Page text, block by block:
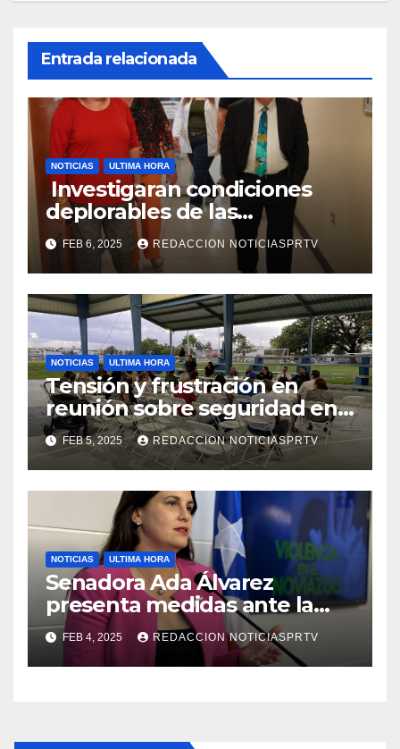
Entrada relacionada
NOTICIAS ULTIMA HORA
Investigaran condiciones
deplorables de las
facilidades el Departamento
de la Salud en Mayagüez
FEB 6, 2025 REDACCION NOTICIASPRTV
NOTICIAS ULTIMA HORA
Tensión y frustración en
reunión sobre seguridad en
Reparto Metropolitano
FEB 5, 2025 REDACCION NOTICIASPRTV
NOTICIAS ULTIMA HORA
Senadora Ada Álvarez
presenta medidas ante la
violencia en el noviazgo
FEB 4, 2025 REDACCION NOTICIASPRTV